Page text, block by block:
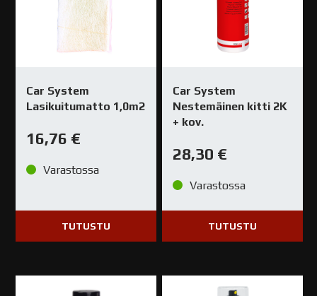
Car System
Lasikuitumatto 1,0m2
16,76 €
Varastossa
TUTUSTU
Car System
Nestemäinen kitti 2K
+ kov.
28,30 €
Varastossa
TUTUSTU